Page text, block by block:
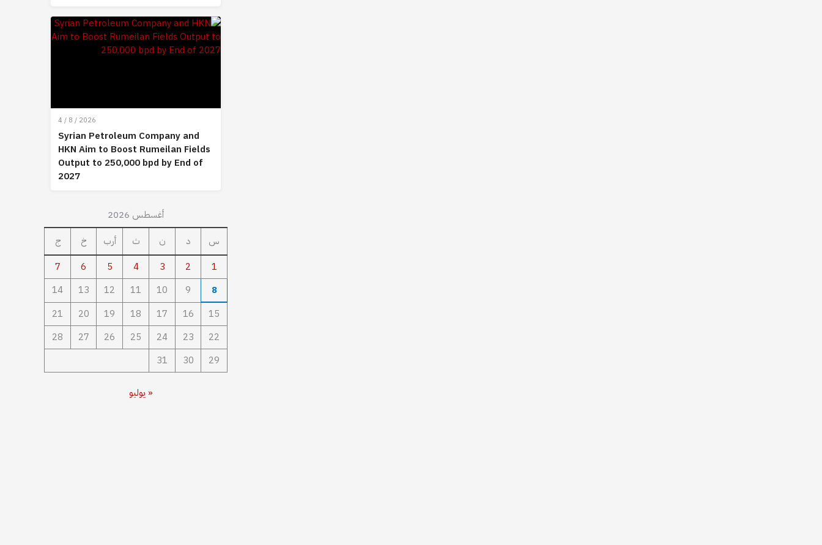
4 / 8 / 2026
Syrian Petroleum Company and
HKN Aim to Boost Rumeilan Fields
Output to 250,000 bpd by End of
2027
أغسطس 2026
س
د ن ث أرب خ
ج
1
2
3
4
5
6
7
8
9
10
11
12
13
14
15
16
17
18
19
20
21
22
23
24
25
26
27
28
29
30
31
« يوليو